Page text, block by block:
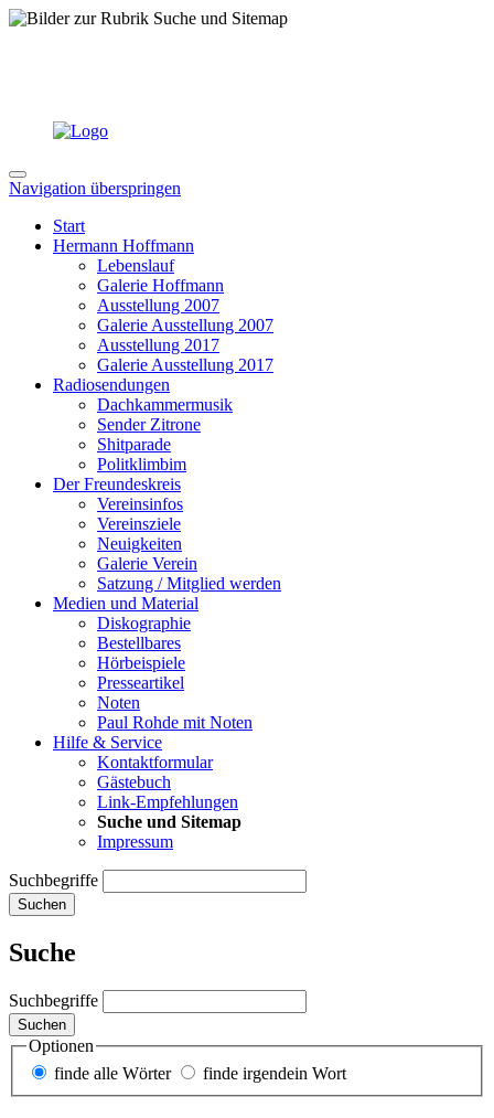
Navigation überspringen
Start
Hermann Hoffmann
Lebenslauf
Galerie Hoffmann
Ausstellung 2007
Galerie Ausstellung 2007
Ausstellung 2017
Galerie Ausstellung 2017
Radiosendungen
Dachkammermusik
Sender Zitrone
Shitparade
Politklimbim
Der Freundeskreis
Vereinsinfos
Vereinsziele
Neuigkeiten
Galerie Verein
Satzung / Mitglied werden
Medien und Material
Diskographie
Bestellbares
Hörbeispiele
Presseartikel
Noten
Paul Rohde mit Noten
Hilfe & Service
Kontaktformular
Gästebuch
Link-Empfehlungen
Suche und Sitemap
Impressum
Suchbegriffe
Suchen
Suche
Suchbegriffe
Suchen
Optionen
finde alle Wörter
finde irgendein Wort